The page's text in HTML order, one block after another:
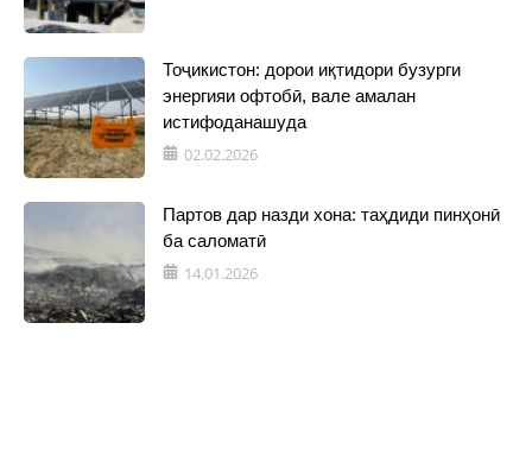
Тоҷикистон: дорои иқтидори бузурги
энергияи офтобӣ, вале амалан
истифоданашуда
02.02.2026
Партов дар назди хона: таҳдиди пинҳонӣ
ба саломатӣ
14.01.2026